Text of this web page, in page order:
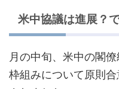
米中協議は進展？
月の中旬、米中の閣
枠組みについて原則